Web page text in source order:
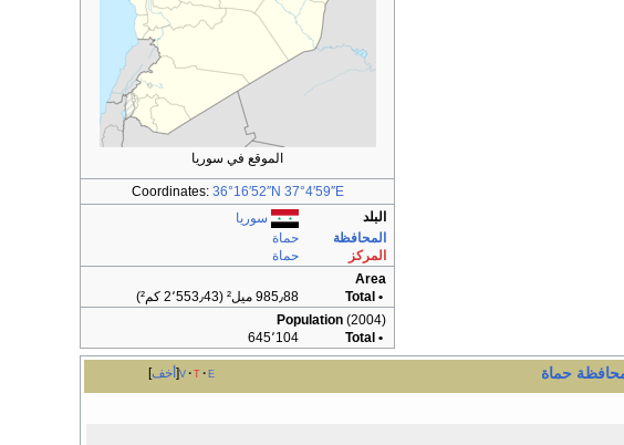
الموقع في سوريا
Coordinates: 36°16′52″N 37°4′59″E
البلد
سوريا
المحافظة
حماة
المركز
حماة
Area
• Total
985٫88 ميل² (2٬553٫43 كم²)
Population (2004)
• Total
645٬104
أخف v t e حماة